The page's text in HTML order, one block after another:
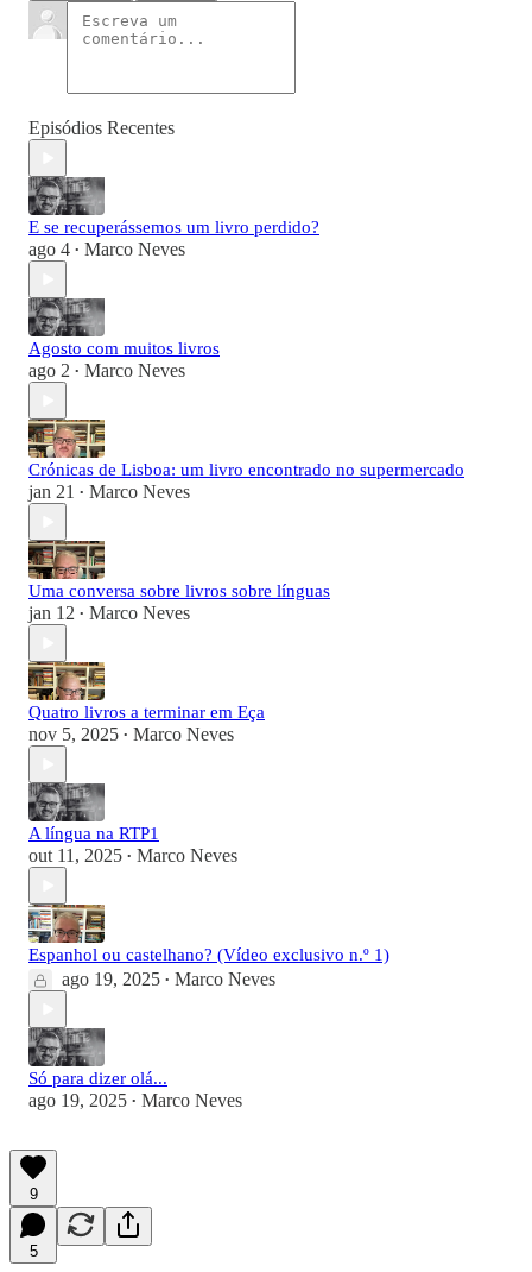
Episódios Recentes
E se recuperássemos um livro perdido?
ago 4 • Marco Neves
Agosto com muitos livros
ago 2 • Marco Neves
Crónicas de Lisboa: um livro encontrado no supermercado
jan 21 • Marco Neves
Uma conversa sobre livros sobre línguas
jan 12 • Marco Neves
Quatro livros a terminar em Eça
nov 5, 2025 • Marco Neves
A língua na RTP1
out 11, 2025 • Marco Neves
Espanhol ou castelhano? (Vídeo exclusivo n.º 1)
ago 19, 2025 • Marco Neves
Só para dizer olá...
ago 19, 2025 • Marco Neves
9
5